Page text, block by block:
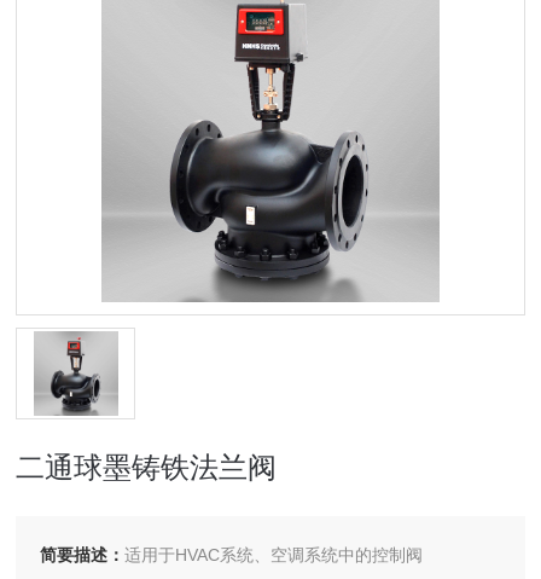
二通球墨铸铁法兰阀
简要描述：适用于HVAC系统、空调系统中的控制阀